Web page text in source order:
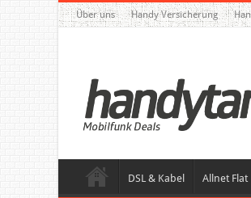
Über uns Handy Versicherung
DSL & Kabel Allnet Flat